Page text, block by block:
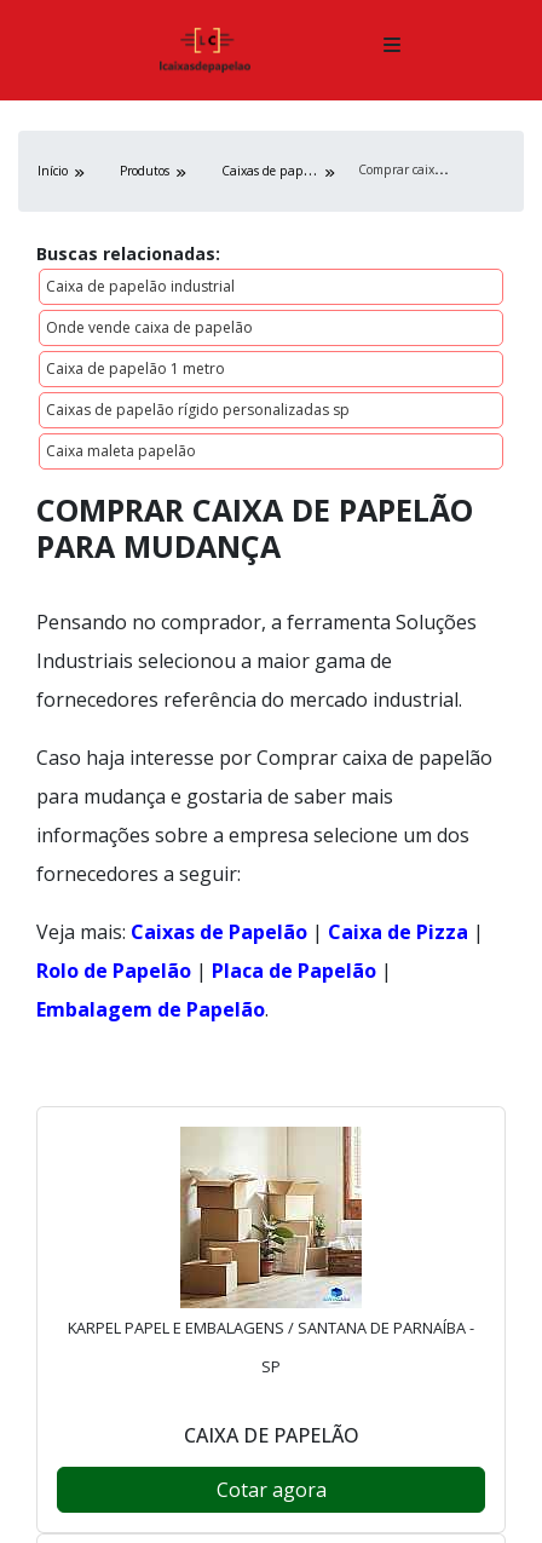
Início Produtos C
aixas de papelão C
omprar caixa de papelão para mudança
Buscas relacionadas:
Caixa de papelão industrial
Onde vende caixa de papelão
Caixa de papelão 1 metro
Caixas de papelão rígido personalizadas sp
Caixa maleta papelão
COMPRAR CAIXA DE PAPELÃO
PARA MUDANÇA
Pensando no comprador, a ferramenta Soluções
Industriais selecionou a maior gama de
fornecedores referência do mercado industrial.
Caso haja interesse por Comprar caixa de papelão
para mudança e gostaria de saber mais
informações sobre a empresa selecione um dos
fornecedores a seguir:
Veja mais: Caixas de Papelão | Caixa de Pizza |
Rolo de Papelão | Placa de Papelão |
Embalagem de Papelão.
KARPEL PAPEL E EMBALAGENS / SANTANA DE PARNAÍBA -
SP
CAIXA DE PAPELÃO
Cotar agora